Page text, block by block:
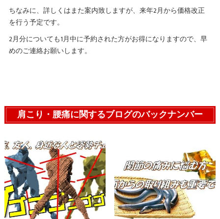
ちなみに、詳しくはまた案内致しますが、来年2月から価格改正
を行う予定です。
2月分についても1月中に予約された方がお得になりますので、早
めのご連絡お願いします。
肩こり・腰痛に関するブログのバックナンバー